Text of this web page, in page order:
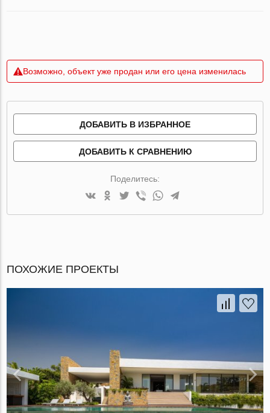
Возможно, объект уже продан или его цена изменилась
ДОБАВИТЬ В ИЗБРАННОЕ
ДОБАВИТЬ К СРАВНЕНИЮ
Поделитесь:
ПОХОЖИЕ ПРОЕКТЫ